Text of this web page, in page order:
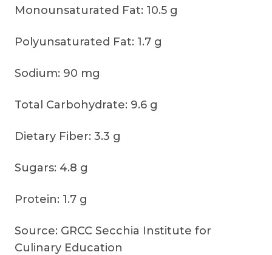
Monounsaturated Fat: 10.5 g
Polyunsaturated Fat: 1.7 g
Sodium: 90 mg
Total Carbohydrate: 9.6 g
Dietary Fiber: 3.3 g
Sugars: 4.8 g
Protein: 1.7 g
Source: GRCC Secchia Institute for
Culinary Education